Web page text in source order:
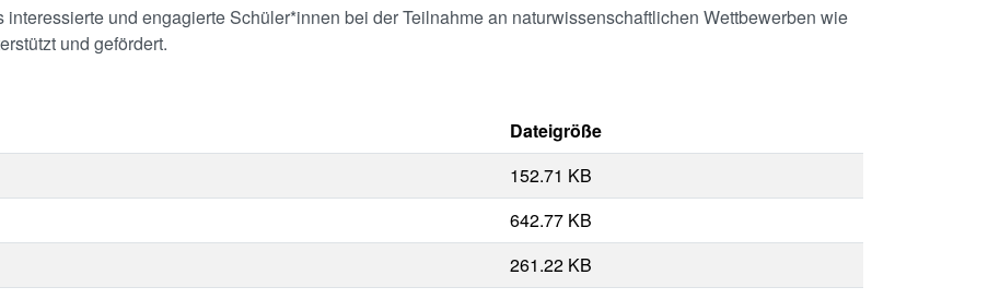
und engagierte Schüler*innen bei der Teilnahme an naturwissenschaftlichen Wettbewerben wie
und gefördert.
Dateigröße
152.71 KB
642.77 KB
261.22 KB